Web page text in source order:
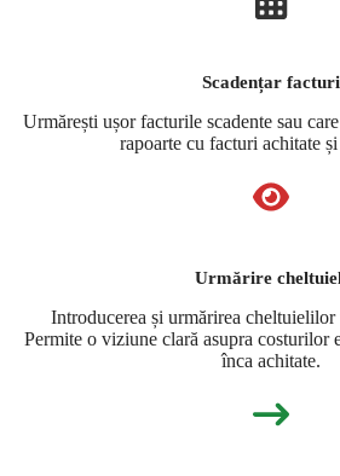
Scadențar facturi
Urmărești ușor facturile scadente sau
rapoarte cu facturi achitate
Urmărire
Introducerea și urmărirea cheltuielilor
Permite o viziune clară asupra costurilor
înca achitate.